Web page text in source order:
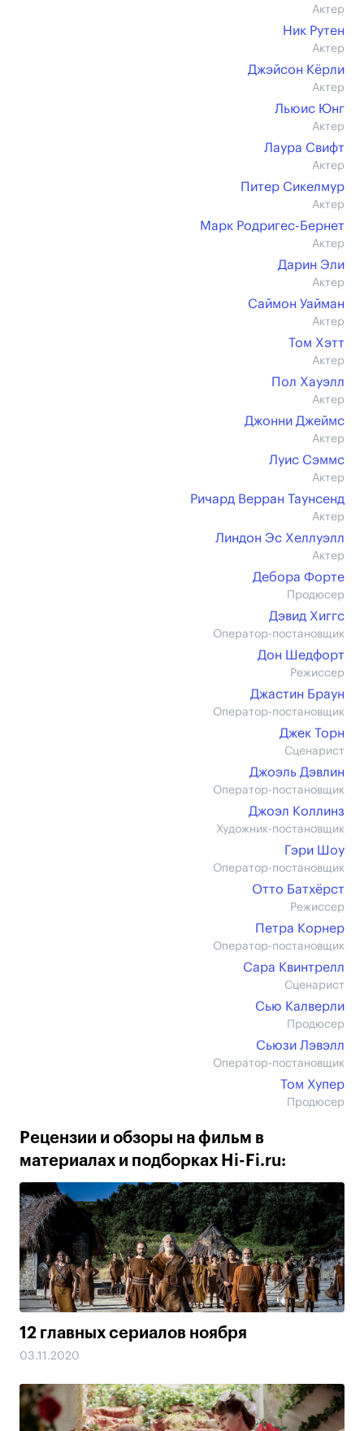
Актер
Ник Рутен
Актер
Джэйсон Кёрли
Актер
Льюис Юнг
Актер
Лаура Свифт
Актер
Питер Сикелмур
Актер
Марк Родригес-Бернет
Актер
Дарин Эли
Актер
Саймон Уайман
Актер
Том Хэтт
Актер
Пол Хауэлл
Актер
Джонни Джеймс
Актер
Луис Сэммс
Актер
Ричард Верран Таунсенд
Актер
Линдон Эс Хеллуэлл
Актер
Дебора Форте
Продюсер
Дэвид Хиггс
Оператор-постановщик
Дон Шедфорт
Режиссер
Джастин Браун
Оператор-постановщик
Джек Торн
Сценарист
Джоэль Дэвлин
Оператор-постановщик
Джоэл Коллинз
Художник-постановщик
Гэри Шоу
Оператор-постановщик
Отто Батхёрст
Режиссер
Петра Корнер
Оператор-постановщик
Сара Квинтрелл
Сценарист
Сью Калверли
Продюсер
Сьюзи Лэвэлл
Оператор-постановщик
Том Хупер
Продюсер
Рецензии и обзоры на фильм в
материалах и подборках Hi-Fi.ru:
12 главных сериалов ноября
03.11.2020